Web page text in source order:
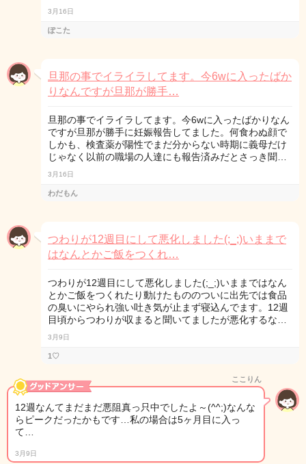
3月16日
ぽこた
旦那の事でイライラしてます。今6wに入ったばか
りなんですが旦那が勝手…
旦那の事でイライラしてます。今6wに入ったばかりなん
ですが旦那が勝手に妊娠報告してました。何食わぬ顔で
しかも、検査薬が陽性でまだ分からない時期に義母だけ
じゃなく以前の職場の人達にも報告済みだとさっき聞…
3月16日
わだもん
つわりが12週目にして悪化しました(;_;)いままで
はなんとかご飯をつくれ…
つわりが12週目にして悪化しました(;_;)いままではなん
とかご飯をつくれたり動けたもののついに出先では食品
の臭いにやられ強い吐き気が止まず寝込んでます。12週
目頃からつわりが収まると聞いてましたが悪化するな…
3月9日
1♡
ここりん
12週なんてまだまだ悪阻真っ只中でしたよ～(^^;)なんな
らピークだったかもです…私の場合は5ヶ月目に入っ
て…
3月9日